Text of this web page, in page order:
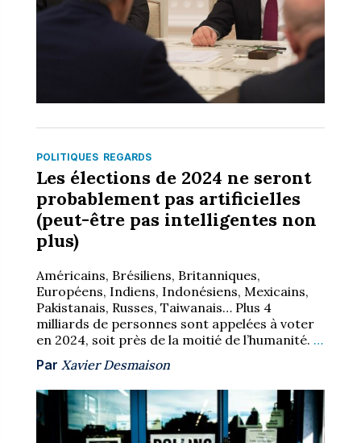
POLITIQUES REGARDS
Les élections de 2024 ne seront
probablement pas artificielles
(peut-être pas intelligentes non
plus)
Américains, Brésiliens, Britanniques,
Européens, Indiens, Indonésiens, Mexicains,
Pakistanais, Russes, Taiwanais… Plus 4
milliards de personnes sont appelées à voter
en 2024, soit près de la moitié de l’humanité. …
Par Xavier Desmaison